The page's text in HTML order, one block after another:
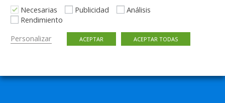
Necesarias
Publicidad
Análisis
Rendimiento
Personalizar
ACEPTAR ACEPTAR TODAS